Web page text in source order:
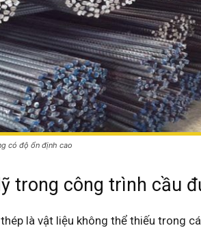
có độ ổn định cao
trong công trình cầu
là vật liệu không thể thiếu trong